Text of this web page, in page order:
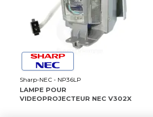
Sharp-NEC - NP36LP
LAMPE POUR
VIDEOPROJECTEUR NEC V302X